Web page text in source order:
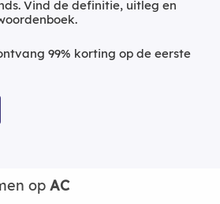
Vind de definitie, uitleg en
99% korting op de eerste
op AC